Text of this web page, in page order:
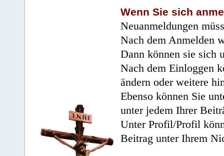
Wenn Sie sich
Neuanmeldungen
Nach dem Anmelden
Dann können sie sich
Nach dem Einloggen
ändern oder weitere
Ebenso können Sie
unter jedem Ihrer
Unter Profil/Profil
Beitrag unter Ihrem